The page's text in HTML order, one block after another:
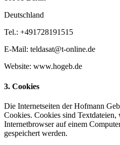
Deutschland
Tel.: +491728191515
E-Mail: teldasat@t-online.de
Website: www.hogeb.de
3. Cookies
Die Internetseiten der Hofmann
Cookies. Cookies sind Textdateien,
Internetbrowser auf einem
gespeichert werden.